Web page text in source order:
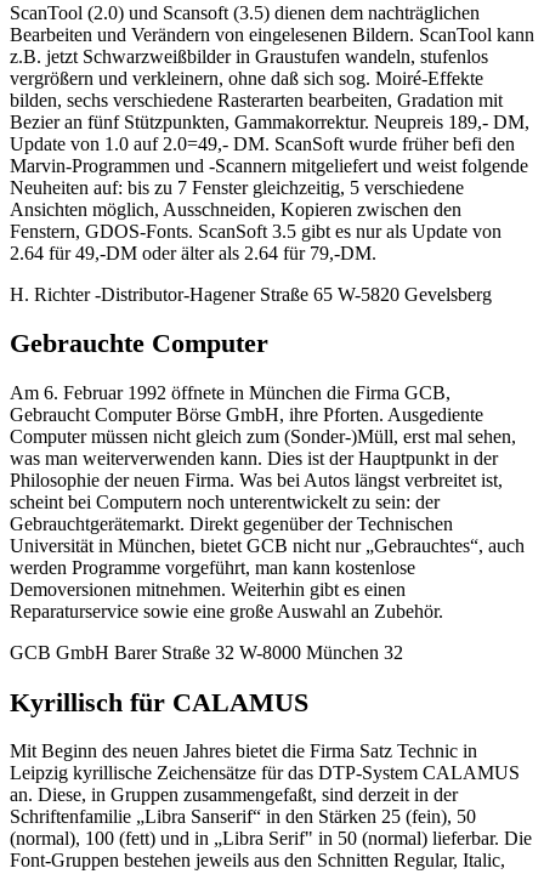
ScanTool (2.0) und Scansoft (3.5) dienen dem nachträglichen
Bearbeiten und Verändern von eingelesenen Bildern. ScanTool kann
z.B. jetzt Schwarzweißbilder in Graustufen wandeln, stufenlos
vergrößern und verkleinern, ohne daß sich sog. Moiré-Effekte
bilden, sechs verschiedene Rasterarten bearbeiten, Gradation mit
Bezier an fünf Stützpunkten, Gammakorrektur. Neupreis 189,- DM,
Update von 1.0 auf 2.0=49,- DM. ScanSoft wurde früher befi den
Marvin-Programmen und -Scannern mitgeliefert und weist folgende
Neuheiten auf: bis zu 7 Fenster gleichzeitig, 5 verschiedene
Ansichten möglich, Ausschneiden, Kopieren zwischen den
Fenstern, GDOS-Fonts. ScanSoft 3.5 gibt es nur als Update von
2.64 für 49,-DM oder älter als 2.64 für 79,-DM.
H. Richter -Distributor-Hagener Straße 65 W-5820 Gevelsberg
Gebrauchte Computer
Am 6. Februar 1992 öffnete in München die Firma GCB,
Gebraucht Computer Börse GmbH, ihre Pforten. Ausgediente
Computer müssen nicht gleich zum (Sonder-)Müll, erst mal sehen,
was man weiterverwenden kann. Dies ist der Hauptpunkt in der
Philosophie der neuen Firma. Was bei Autos längst verbreitet ist,
scheint bei Computern noch unterentwickelt zu sein: der
Gebrauchtgerätemarkt. Direkt gegenüber der Technischen
Universität in München, bietet GCB nicht nur „Gebrauchtes“, auch
werden Programme vorgeführt, man kann kostenlose
Demoversionen mitnehmen. Weiterhin gibt es einen
Reparaturservice sowie eine große Auswahl an Zubehör.
GCB GmbH Barer Straße 32 W-8000 München 32
Kyrillisch für CALAMUS
Mit Beginn des neuen Jahres bietet die Firma Satz Technic in
Leipzig kyrillische Zeichensätze für das DTP-System CALAMUS
an. Diese, in Gruppen zusammengefaßt, sind derzeit in der
Schriftenfamilie „Libra Sanserif“ in den Stärken 25 (fein), 50
(normal), 100 (fett) und in „Libra Serif" in 50 (normal) lieferbar. Die
Font-Gruppen bestehen jeweils aus den Schnitten Regular, Italic,